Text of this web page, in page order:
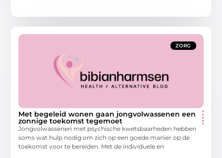
ZORG
Met begeleid wonen gaan jongvolwassenen een
zonnige toekomst tegemoet
Jongvolwassenen met psychische kwetsbaarheden hebben
soms wat hulp nodig om zich op een goede manier op de
toekomst voor te bereiden. Met de individuele en